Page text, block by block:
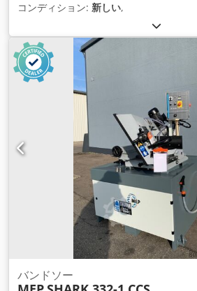
コンディション: 新しい,
バンドソー